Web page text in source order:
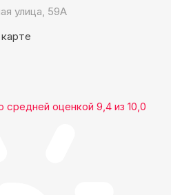
улица, 59А
средней оценкой 9,4 из 10,0